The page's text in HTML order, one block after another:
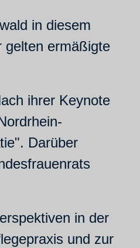
in diesem
gelten ermäßigte
ihrer Keynote
Darüber
in der
und zur